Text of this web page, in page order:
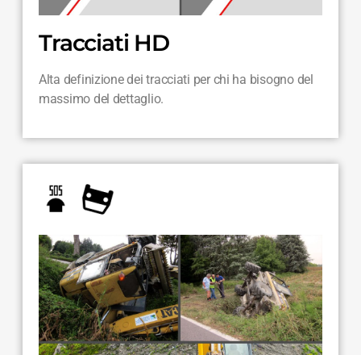
Tracciati HD
Alta definizione dei tracciati per chi ha bisogno del
massimo del dettaglio.